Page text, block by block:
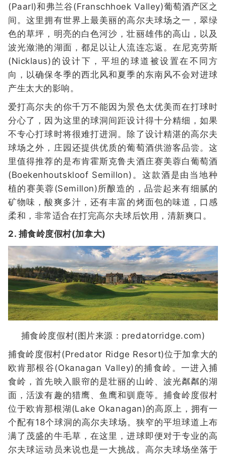
(Paarl)和弗兰谷(Franschhoek Valley)葡萄酒产区之
间。这里拥有世界上最美丽的高尔夫球场之一，翠绿
色的草坪，明亮的白色河沙，壮丽雄伟的高山，以及
波光潋滟的湖面，都足以让人流连忘返。在尼克劳斯
(Nicklaus)的设计下，平坦的球道被设置在不同方
向，以确保冬季的西北风和夏季的东南风不会对进球
产生太大的影响。
爱打高尔夫的你千万不能因为景色太优美而在打球时
分心了，因为这里的球洞间距设计得十分精细，如果
不专心打球时将很难打进洞。除了设计精湛的高尔夫
球场之外，庄园还提供优质的葡萄酒供游客品尝。这
里值得推荐的是布肯霍斯克鲁夫酒庄赛美蓉白葡萄酒
(Boekenhoutskloof Semillon)。这款酒是由当地种
植的赛美蓉(Semillon)所酿造的，品尝起来有细腻的
矿物味，酸爽多汁，还有丰富的烤面包的味道，口感
柔和，非常适合在打完高尔夫球后饮用，清新爽口。
2. 捕食岭度假村(加拿大)
捕食岭度假村(图片来源：predatorridge.com)
捕食岭度假村(Predator Ridge Resort)位于加拿大的
欧肯那根谷(Okanagan Valley)的捕食岭。一进入捕
食岭，首先映入眼帘的是壮丽的山岭、波光粼粼的湖
面，活泼有趣的猎鹰、鱼鹰和驯鹿等。捕食岭度假村
位于欧肯那根湖(Lake Okanagan)的高原上，拥有一
个配有18个球洞的高尔夫球场。狭窄的平坦球道上布
满了茂盛的牛毛草，在这里，进球即便对于专业的高
尔夫球运动员来说也是一大挑战。高尔夫球场坐落于